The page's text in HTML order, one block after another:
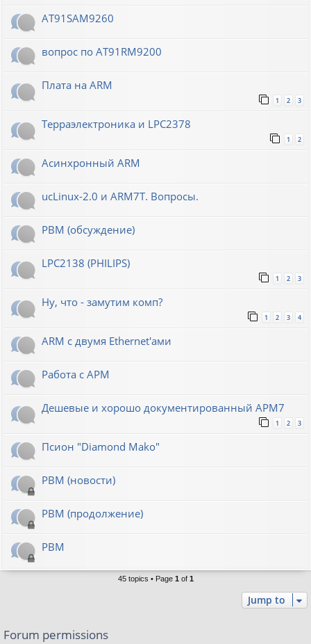
AT91SAM9260
вопрос по AT91RM9200
Плата на ARM
1 2 3
Терраэлектроника и LPC2378
1 2
Асинхронный ARM
ucLinux-2.0 и ARM7T. Вопросы.
РВМ (обсуждение)
LPC2138 (PHILIPS)
1 2 3
Ну, что - замутим комп?
1 2 3 4
ARM с двумя Ethernet'ами
Работа с АРМ
Дешевые и хорошо документированный АРМ7
1 2 3
Псион "Diamond Mako"
РВМ (новости)
РВМ (продолжение)
РВМ
45 topics • Page 1 of 1
Jump to
Forum permissions